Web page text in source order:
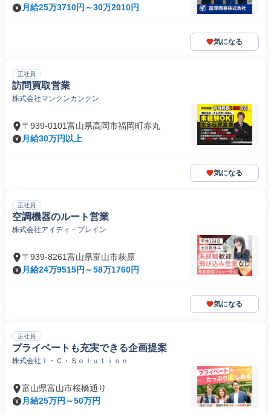
月給25万3710円～30万2010円
気になる
正社員
訪問買取営業
株式会社マンクンカンクン
〒939-0101富山県高岡市福岡町赤丸
月給30万円以上
気になる
正社員
空調機器のルート営業
株式会社アイディ・ブレイン
〒939-8261富山県富山市萩原
月給24万9515円～58万1760円
気になる
正社員
プライベートも充実できる企画提案
株式会社Ｉ・Ｃ・Ｓｏｌｕｔｉｏｎ
富山県富山市桜橋通り
月給25万円～50万円